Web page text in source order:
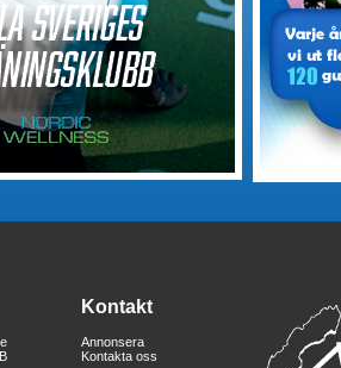
Kontakt
Annonsera
Kontakta oss